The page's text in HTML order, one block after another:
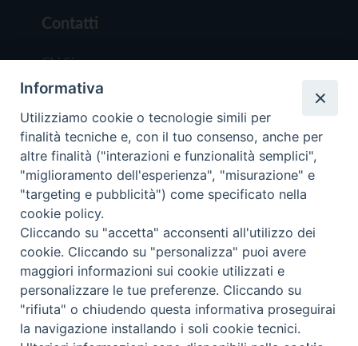
Contatti
Chi Siamo
Redazione
Scrivici
Copyright © 2019 - Tutti i diritti riservati - Vita
Trentina Editrice
Privacy Policy
Torna
Informativa
Utilizziamo cookie o tecnologie simili per
finalità tecniche e, con il tuo consenso, anche per
altre finalità ("interazioni e funzionalità semplici",
"miglioramento dell'esperienza", "misurazione" e
"targeting e pubblicità") come specificato nella
cookie policy.
Cliccando su "accetta" acconsenti all'utilizzo dei
cookie. Cliccando su "personalizza" puoi avere
maggiori informazioni sui cookie utilizzati e
personalizzare le tue preferenze. Cliccando su
"rifiuta" o chiudendo questa informativa proseguirai
la navigazione installando i soli cookie tecnici.